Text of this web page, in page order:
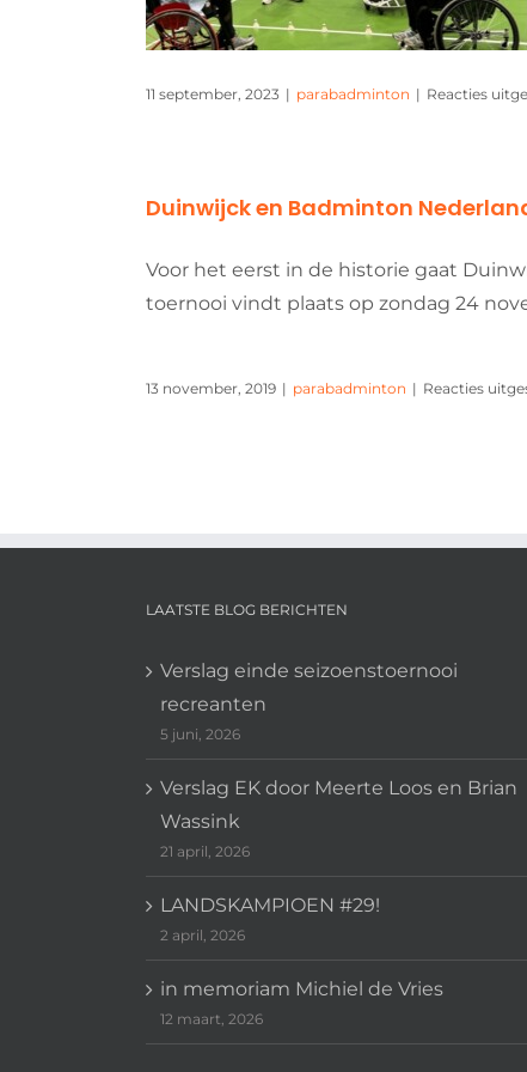
11 september, 2023 | parabadminton | Reacties
Duinwijck en Badminton
Voor het eerst in de historie gaat
toernooi vindt plaats op zondag 24
13 november, 2019 | parabadminton | Reacties
LAATSTE BLOG BERICHTEN
Verslag einde seizoenstoernooi
recreanten
5 juni, 2026
Verslag EK door Meerte Loos en Brian
Wassink
21 april, 2026
LANDSKAMPIOEN #29!
2 april, 2026
in memoriam Michiel de Vries
12 maart, 2026